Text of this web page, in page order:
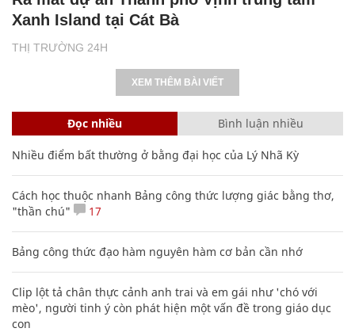
THỊ TRƯỜNG 24H
Xanh Island tại Cát Bà
XEM THÊM BÀI VIẾT
Đọc nhiều Bình luận nhiều
Nhiều điểm bất thường ở bằng đại học của Lý Nhã Kỳ
Cách học thuộc nhanh Bảng công thức lượng giác bằng thơ,
"thần chú"
17
Bảng công thức đạo hàm nguyên hàm cơ bản cần nhớ
Clip lột tả chân thực cảnh anh trai và em gái như 'chó với
mèo', người tinh ý còn phát hiện một vấn đề trong giáo dục
con